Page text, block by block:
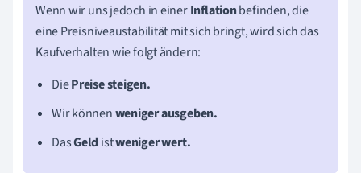
Wenn wir uns jedoch in einerInflationbefinden, die
eine Preisniveaustabilität mit sich bringt, wird sich das
Kaufverhalten wie folgt ändern:
DiePreise steigen.
Wir könnenweniger ausgeben.
DasGeld istweniger wert.